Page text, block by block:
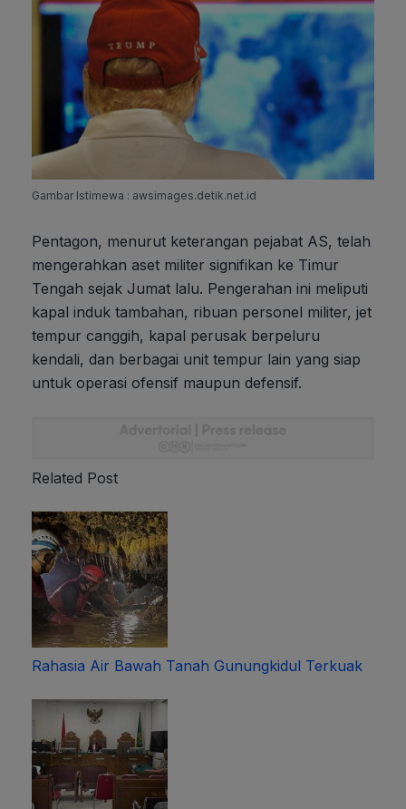
Gambar Istimewa : awsimages.detik.net.id
Pentagon, menurut keterangan pejabat AS, telah
mengerahkan aset militer signifikan ke Timur
Tengah sejak Jumat lalu. Pengerahan ini meliputi
kapal induk tambahan, ribuan personel militer, jet
tempur canggih, kapal perusak berpeluru
kendali, dan berbagai unit tempur lain yang siap
untuk operasi ofensif maupun defensif.
Related Post
Rahasia Air Bawah Tanah Gunungkidul Terkuak